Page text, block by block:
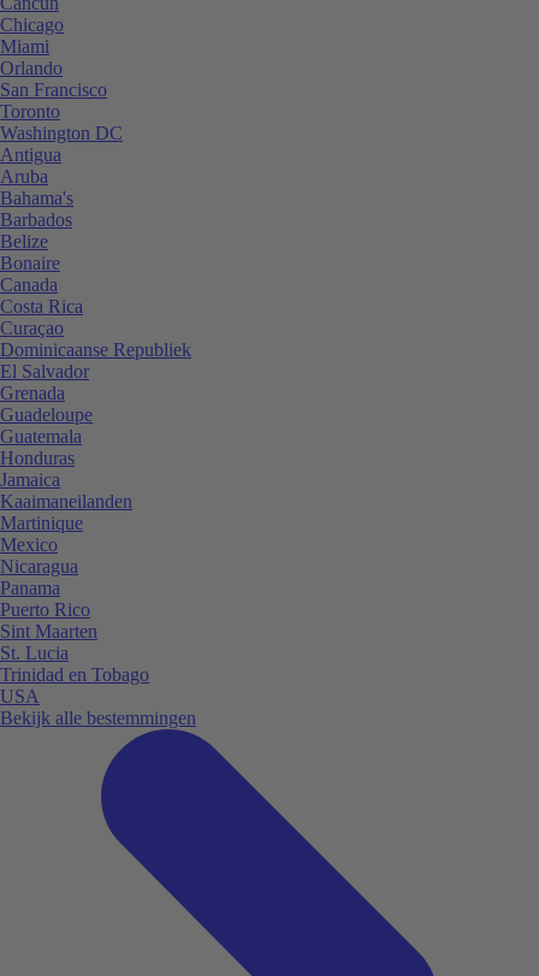
Chicago
Miami
Orlando
San Francisco
Toronto
Washington DC
Antigua
Aruba
Bahama's
Barbados
Belize
Bonaire
Canada
Costa Rica
Curaçao
Dominicaanse Republiek
El Salvador
Grenada
Guadeloupe
Guatemala
Honduras
Jamaica
Kaaimaneilanden
Martinique
Mexico
Nicaragua
Panama
Puerto Rico
Sint Maarten
St. Lucia
Trinidad en Tobago
USA
Bekijk alle bestemmingen